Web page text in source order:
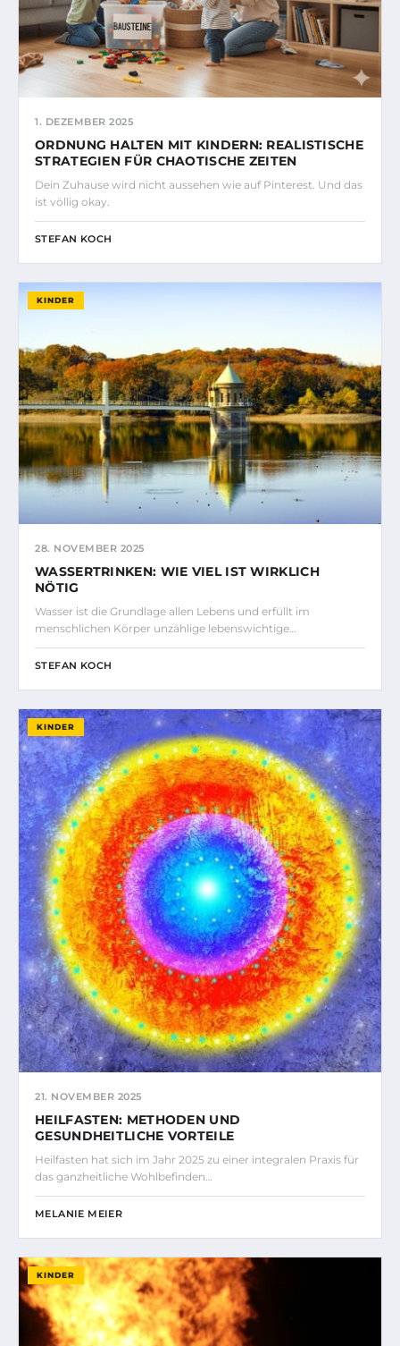
1. DEZEMBER 2025
ORDNUNG HALTEN MIT KINDERN: REALISTISCHE
STRATEGIEN FÜR CHAOTISCHE ZEITEN
Dein Zuhause wird nicht aussehen wie auf Pinterest. Und das
ist völlig okay.
STEFAN KOCH
KINDER
28. NOVEMBER 2025
WASSERTRINKEN: WIE VIEL IST WIRKLICH
NÖTIG
Wasser ist die Grundlage allen Lebens und erfüllt im
menschlichen Körper unzählige lebenswichtige…
STEFAN KOCH
KINDER
21. NOVEMBER 2025
HEILFASTEN: METHODEN UND
GESUNDHEITLICHE VORTEILE
Heilfasten hat sich im Jahr 2025 zu einer integralen Praxis für
das ganzheitliche Wohlbefinden…
MELANIE MEIER
KINDER